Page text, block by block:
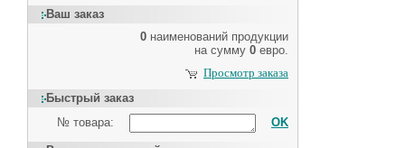
Ваш заказ
0 наименований продукции
на сумму 0 евро.
Просмотр заказа
Быстрый заказ
№ товара:
OK